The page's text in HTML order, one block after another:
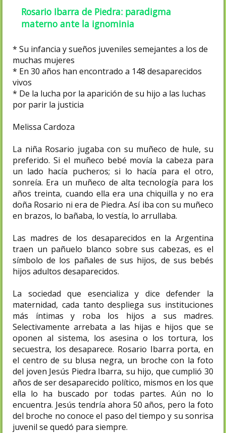
Rosario Ibarra de Piedra: paradigma
materno ante la ignominia
* Su infancia y sueños juveniles semejantes a los de
muchas mujeres
* En 30 años han encontrado a 148 desaparecidos
vivos
* De la lucha por la aparición de su hijo a las luchas
por parir la justicia
Melissa Cardoza
La niña Rosario jugaba con su muñeco de hule, su
preferido. Si el muñeco bebé movía la cabeza para
un lado hacía pucheros; si lo hacía para el otro,
sonreía. Era un muñeco de alta tecnología para los
años treinta, cuando ella era una chiquilla y no era
doña Rosario ni era de Piedra. Así iba con su muñeco
en brazos, lo bañaba, lo vestía, lo arrullaba.
Las madres de los desaparecidos en la Argentina
traen un pañuelo blanco sobre sus cabezas, es el
símbolo de los pañales de sus hijos, de sus bebés
hijos adultos desaparecidos.
La sociedad que esencializa y dice defender la
maternidad, cada tanto despliega sus instituciones
más íntimas y roba los hijos a sus madres.
Selectivamente arrebata a las hijas e hijos que se
oponen al sistema, los asesina o los tortura, los
secuestra, los desaparece. Rosario Ibarra porta, en
el centro de su blusa negra, un broche con la foto
del joven Jesús Piedra Ibarra, su hijo, que cumplió 30
años de ser desaparecido político, mismos en los que
ella lo ha buscado por todas partes. Aún no lo
encuentra. Jesús tendría ahora 50 años, pero la foto
del broche no conoce el paso del tiempo y su sonrisa
juvenil se quedó para siempre.